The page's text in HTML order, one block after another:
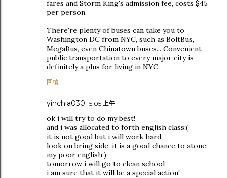
fares and Storm King's admission fee, costs $45
per person.
There're plenty of buses can take you to
Washington DC from NYC, such as BoltBus,
MegaBus, even Chinatown buses... Convenient
public transportation to every major city is
definitely a plus for living in NYC.
回覆
yinchia030 5:05 上午
ok i will try to do my best!
and i was allocated to forth english class:(
it is not good but i will work hard,
look on bring side ,it is a good chance to atone
my poor english:)
tomorrow i will go to clean school
i am sure that it will be a special action!